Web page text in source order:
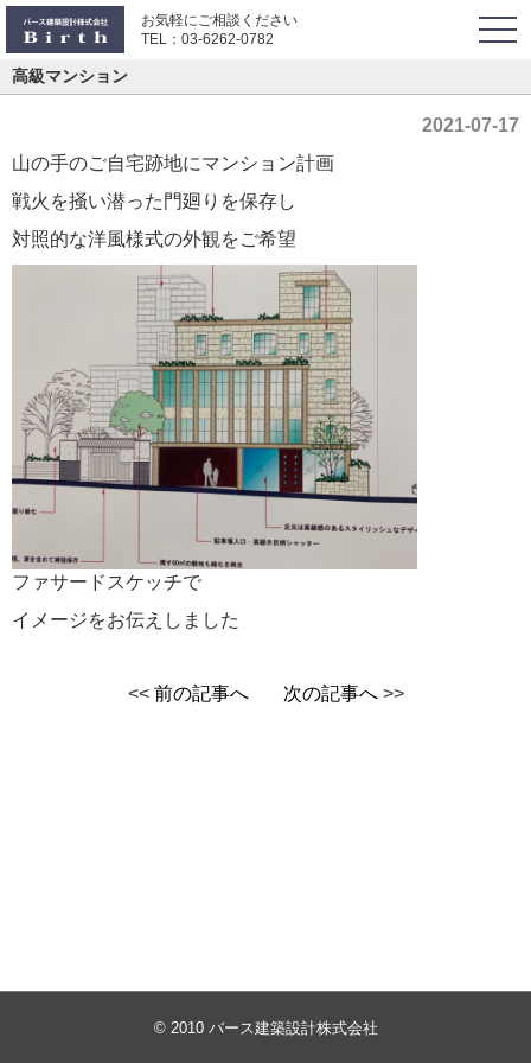
お気軽にご相談ください
TEL： 03-6262-0782
高級マンション
2021-07-17
山の手のご自宅跡地にマンション計画
戦火を掻い潜った門廻りを保存し
対照的な洋風様式の外観をご希望
ファサードスケッチで
イメージをお伝えしました
<< 前の記事へ 次の記事へ>>
© 2010 バース建築設計株式会社